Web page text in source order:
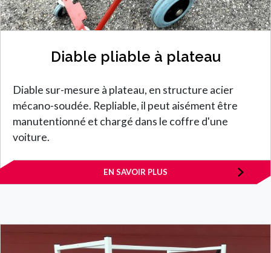
Diable pliable à plateau
Diable sur-mesure à plateau, en structure acier
mécano-soudée. Repliable, il peut aisément être
manutentionné et chargé dans le coffre d'une
voiture.
EN SAVOIR PLUS